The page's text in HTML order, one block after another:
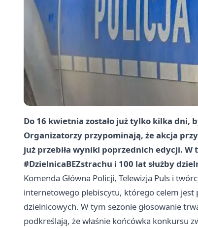
Do 16 kwietnia zostało już tylko kilka dni,
Organizatorzy przypominają, że akcja
już przebiła wyniki poprzednich edycji.
#DzielnicaBEZstrachu i 100 lat służby
Komenda Główna Policji, Telewizja Puls i
internetowego plebiscytu, którego celem
dzielnicowych. W tym sezonie głosowanie
podkreślają, że właśnie końcówka konkursu